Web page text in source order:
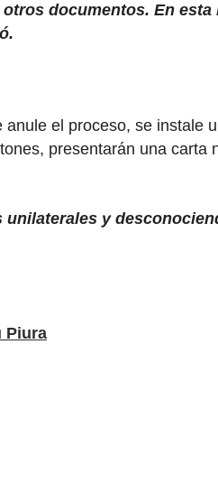
documentos. En
el proceso, se
presentarán una
unilaterales y
Piura